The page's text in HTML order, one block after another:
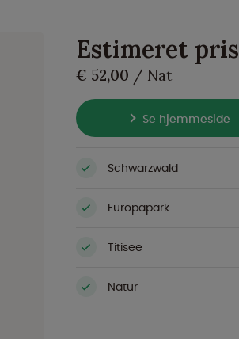
Estimeret pris
€ 52,00 / Nat
Se hjemmeside
Schwarzwald
Europapark
Titisee
Natur